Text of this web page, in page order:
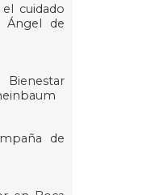
cuidado
Ángel de
de